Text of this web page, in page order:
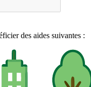
des aides suivantes :